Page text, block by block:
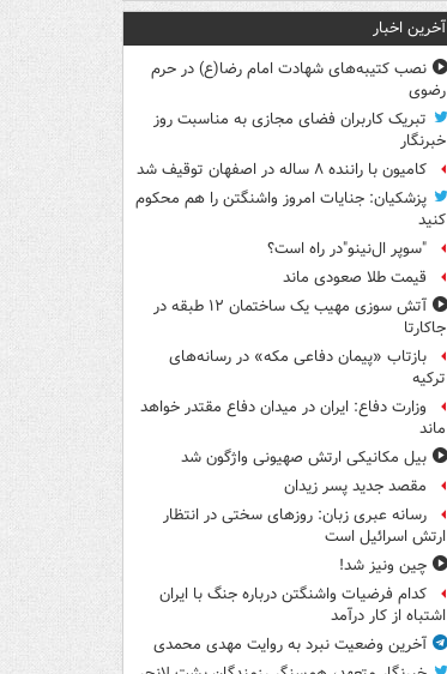
آخرین اخبار
نصب کتیبه‌های شهادت امام رضا(ع) در حرم
رضوی
تبریک کاربران فضای مجازی به مناسبت روز
خبرنگار
کامیون با راننده ۸ ساله در اصفهان توقیف شد
پزشکیان: جنایات امروز واشنگتن را هم محکوم
کنید
"سوپر ال‌نینو"در راه است؟
قیمت طلا صعودی ماند
آتش سوزی مهیب یک ساختمان ۱۲ طبقه در
جاکارتا
بازتاب «پیمان دفاعی مکه» در رسانه‌های
ترکیه
وزارت دفاع: ایران در میدان دفاع مقتدر خواهد
ماند
بیل مکانیکی ارتش صهیونی واژگون شد
مقصد جدید پسر زیدان
رسانه عبری زبان: روزهای سختی در انتظار
ارتش اسرائیل است
چین ونیز شد!
کدام فرضیات واشنگتن درباره جنگ با ایران
اشتباه از کار درآمد
آخرین وضعیت نبرد به روایت مهدی محمدی